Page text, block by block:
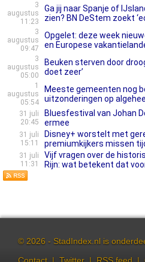
3
augustus
11:23
Ga jij naar Spanje of
zien? BN DeStem zoekt
3
augustus
09:47
Opgelet: deze week
en Europese
3
augustus
05:00
Beuken sterven door
doet zeer’
1
augustus
05:54
Meeste gemeenten nog
uitzonderingen op
31 juli
20:45
Bluesfestival van Johan
ermee
31 juli
15:11
Disney+ worstelt met
premiumkijkers missen
31 juli
11:31
Vijf vragen over de
Rijn: wat betekent dat
© 2026 - StadIndex.nl is